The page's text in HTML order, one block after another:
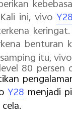
ini, vivo Y28
benturan
itu,
80
Y28 menjadi